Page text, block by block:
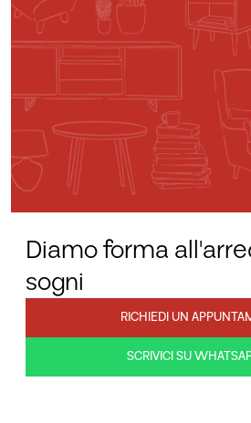
Diamo forma
sogni
RICHIEDI UN
SCRIVICI SU